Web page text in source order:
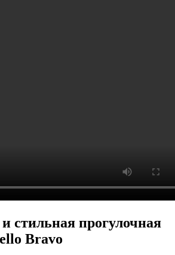
стильная прогулочная
Bravo